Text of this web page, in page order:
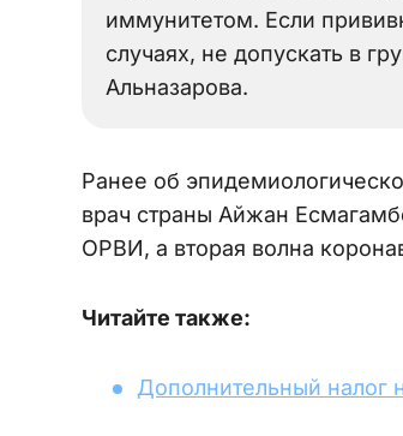
иммунитетом. Если
случаях, не допускать в
Альназарова.
Ранее об
врач страны Айжан
ОРВИ, а вторая волна
Читайте также:
Дополнительный налог